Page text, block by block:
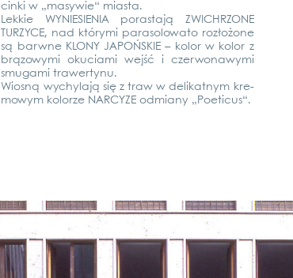
cin­ki w „masy­wie“ mias­ta.
Lek­kie WYNIE­SI­E­NIA porasta­ją ZWICHR­ZO­NE
TUR­ZY­CE, nad który­mi para­so­lo­wa­to rozłożo­ne
są barw­ne KLO­NY JAPOŃS­KIE – kolor w kolor z
brą­zowy­mi oku­cia­mi wejść i czer­wo­na­wy­mi
smu­ga­mi tra­wer­ty­nu.
Wios­ną wychy­la­ją się z traw w deli­kat­nym kre­
mo­wym kolor­ze NAR­CY­ZE odmi­a­ny „Poe­ti­cus“.